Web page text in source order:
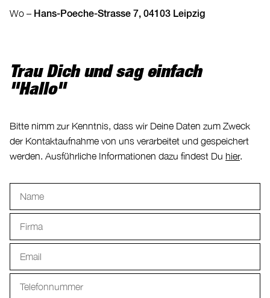
Wo – Hans-Poeche-Strasse 7, 04103 Leipzig
Trau Dich und sag einfach
"Hallo"
Bitte nimm zur Kenntnis, dass wir Deine Daten zum Zweck
der Kontaktaufnahme von uns verarbeitet und gespeichert
werden. Ausführliche Informationen dazu findest Du hier.